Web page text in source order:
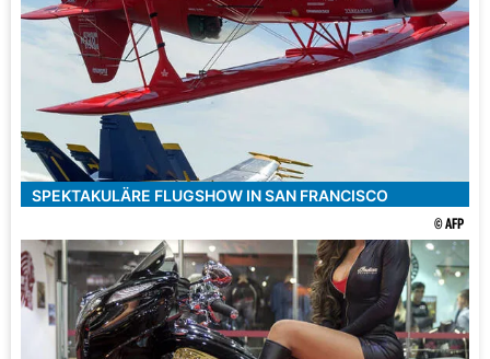
SPEKTAKULÄRE FLUGSHOW IN SAN FRANCISCO
© AFP